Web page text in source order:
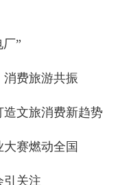
”
消费旅游共振
造文旅消费新趋势
赛燃动全国
引关注